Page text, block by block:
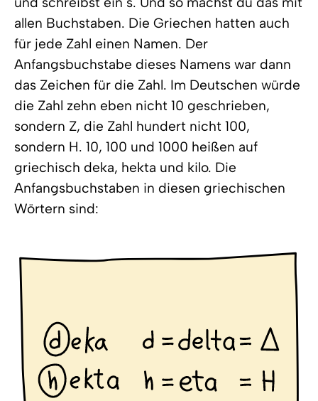
allen Buchstaben. Die Griechen hatten auch
für jede Zahl einen Namen. Der
Anfangsbuchstabe dieses Namens war dann
das Zeichen für die Zahl. Im Deutschen würde
die Zahl zehn eben nicht 10 geschrieben,
sondern Z, die Zahl hundert nicht 100,
sondern H. 10, 100 und 1000 heißen auf
griechisch deka, hekta und kilo. Die
Anfangsbuchstaben in diesen griechischen
Wörtern sind: